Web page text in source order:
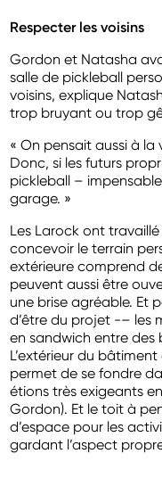
Respecter les voisins
Gordon et Natasha
salle de pickleball
voisins, explique
trop bruyant ou trop
« On pensait aussi à
Donc, si les futurs
pickleball –
garage. »
Les Larock ont
concevoir le terrain
extérieure comprend
peuvent aussi être
une brise agréable. Et
d’être du projet -– les
en sandwich entre des
L’extérieur du
permet de se fondre
étions très exigeants
Gordon). Et le toit à
d’espace pour les
gardant l’aspect